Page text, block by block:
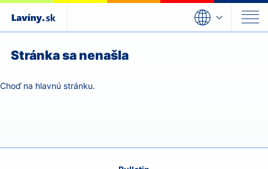
Choď
obsahChoď
navigáciuChoď
Stránka sa nenašla
Choď na hlavnú stránku.